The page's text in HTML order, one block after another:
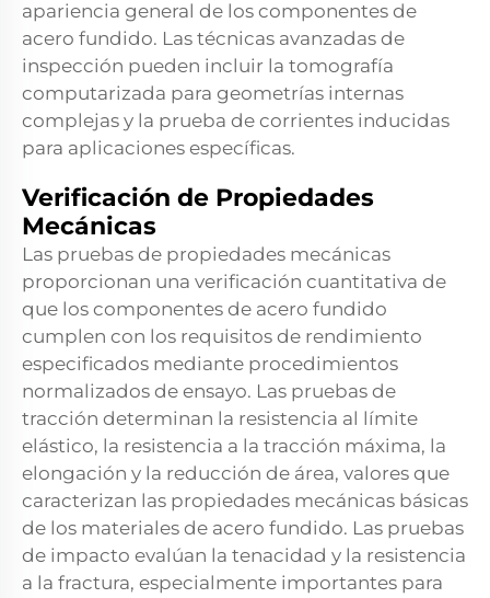
apariencia general de los componentes de
acero fundido. Las técnicas avanzadas de
inspección pueden incluir la tomografía
computarizada para geometrías internas
complejas y la prueba de corrientes inducidas
para aplicaciones específicas.
Verificación de Propiedades
Mecánicas
Las pruebas de propiedades mecánicas
proporcionan una verificación cuantitativa de
que los componentes de acero fundido
cumplen con los requisitos de rendimiento
especificados mediante procedimientos
normalizados de ensayo. Las pruebas de
tracción determinan la resistencia al límite
elástico, la resistencia a la tracción máxima, la
elongación y la reducción de área, valores que
caracterizan las propiedades mecánicas básicas
de los materiales de acero fundido. Las pruebas
de impacto evalúan la tenacidad y la resistencia
a la fractura, especialmente importantes para